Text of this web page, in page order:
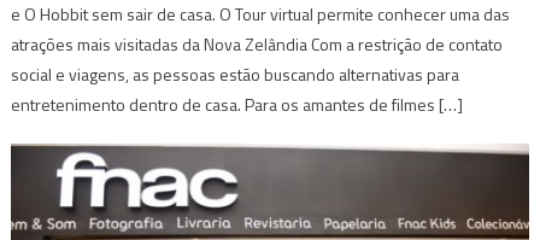
e O Hobbit sem sair de casa. O Tour virtual permite conhecer uma das
atrações mais visitadas da Nova Zelândia Com a restrição de contato
social e viagens, as pessoas estão buscando alternativas para
entretenimento dentro de casa. Para os amantes de filmes […]